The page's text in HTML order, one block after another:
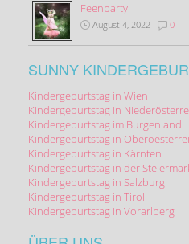
Feenparty
August 4, 2022 0
SUNNY
Kindergeburtstag in Wien
Kindergeburtstag in
Kindergeburtstag im Burgenland
Kindergeburtstag in
Kindergeburtstag in Kärnten
Kindergeburtstag in der
Kindergeburtstag in Salzburg
Kindergeburtstag in Tirol
Kindergeburtstag in Vorarlberg